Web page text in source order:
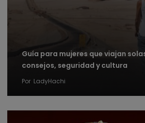
Guía para mujeres que viajan
consejos, seguridad y cultura
Por LadyHachi